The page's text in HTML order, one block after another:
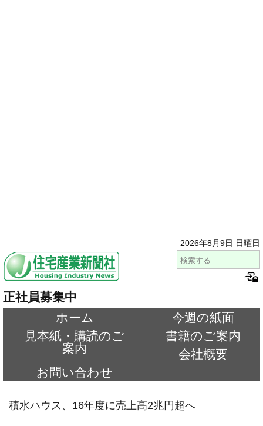
2026年8月9日 日曜日
正社員募集中
ホーム
今週の紙面
見本紙・購読のご
案内
書籍のご案内
会社概要
お問い合わせ
積水ハウス、16年度に売上高2兆円超へ